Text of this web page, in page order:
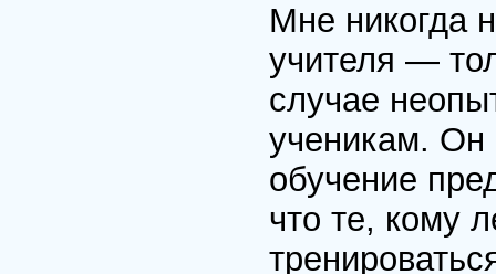
Мне никогда
учителя —
случае
ученикам. Он
обучение
что те, кому